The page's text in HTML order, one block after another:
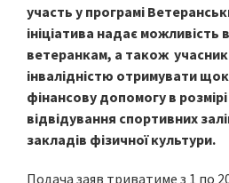
участь у програмі
ініціатива надає можливість
ветеранкам, а також
інвалідністю отримувати
фінансову допомогу в
відвідування спортивних
закладів фізичної культури.
Подача заяв триватиме з 1 по